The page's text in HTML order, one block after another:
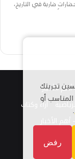
ضاربة في التاريخ،
الأخبار
أراء وكتاب
TikTok
تجربتك
أو
.
رفض